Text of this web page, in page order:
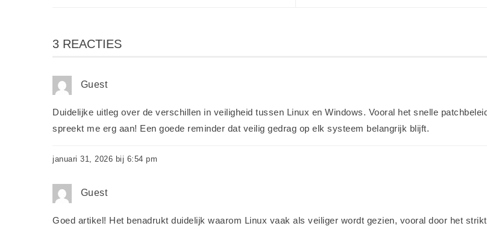
3 REACTIES
Guest
Duidelijke uitleg over de verschillen in veiligheid tussen Linux en Windows. Vooral het snelle
spreekt me erg aan! Een goede reminder dat veilig gedrag op elk systeem belangrijk blijft.
januari 31, 2026 bij 6:54 pm
Guest
Goed artikel! Het benadrukt duidelijk waarom Linux vaak als veiliger wordt gezien, vooral door het